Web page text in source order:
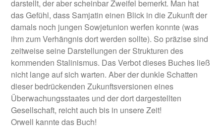
darstellt, der aber scheinbar Zweifel bemerkt. Man hat
das Gefühl, dass Samjatin einen Blick in die Zukunft der
damals noch jungen Sowjetunion werfen konnte (was
ihm zum Verhängnis dort werden sollte). So präzise sind
zeitweise seine Darstellungen der Strukturen des
kommenden Stalinismus. Das Verbot dieses Buches ließ
nicht lange auf sich warten. Aber der dunkle Schatten
dieser bedrückenden Zukunftsversionen eines
Überwachungsstaates und der dort dargestellten
Gesellschaft, reicht auch bis in unsere Zeit!
Orwell kannte das Buch!